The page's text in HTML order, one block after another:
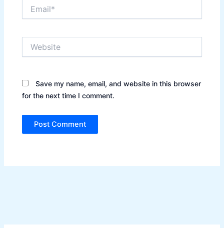
Save my name, email, and website in this browser
for the next time I comment.